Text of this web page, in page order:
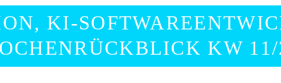
KI-
KW 11/